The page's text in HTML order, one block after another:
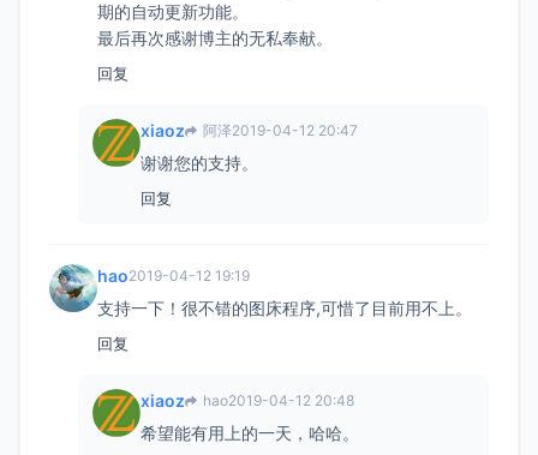
期的自动更新功能。
最后再次感谢博主的无私奉献。
回复
xiaoz 阿泽2019-04-12 20:47
谢谢您的支持。
回复
hao2019-04-12 19:19
支持一下！很不错的图床程序,可惜了目前用不上。
回复
xiaoz hao2019-04-12 20:48
希望能有用上的一天，哈哈。